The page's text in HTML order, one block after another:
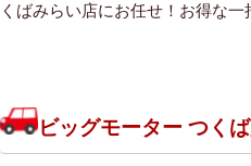
くばみらい店にお任せ！お得な一
ビッグモーター つく